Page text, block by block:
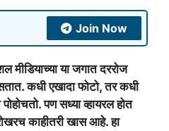
Join Now
या जगात दररोज
कधी एखादा फोटो, तर कधी
पण सध्या व्हायरल होत
काहीतरी खास आहे. हा